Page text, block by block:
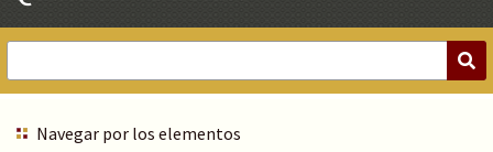
Navegar por los elementos